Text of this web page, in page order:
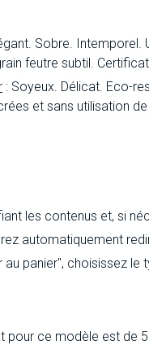
Sobre. Intemporel.
feutre subtil.
: Soyeux. Délicat. Eco-
et sans utilisation
les contenus et, si
automatiquement
panier", choisissez
pour ce modèle est de